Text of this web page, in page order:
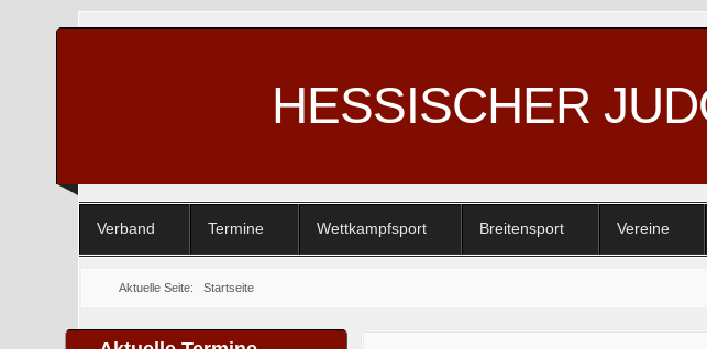
HESSISCHER
Verband Termine Wettkampfsport Breitensport Vereine
Aktuelle Seite:Startseite